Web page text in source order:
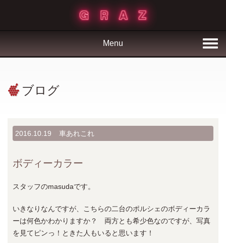
Menu
ブログ
2016.10.19 車あれこれ
ボディーカラー
スタッフのmasudaです。
いきなりなんですが、こちらの二台のポルシェのボディーカラ
ーは何色かわかりますか？ 両方とも希少色なのですが、写真
を見てピンっ！ときた人もいると思います！